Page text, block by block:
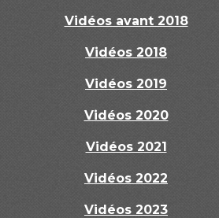
Vidéos avant 2018
Vidéos 2018
Vidéos 2019
Vidéos 2020
Vidéos 2021
Vidéos 2022
Vidéos 2023